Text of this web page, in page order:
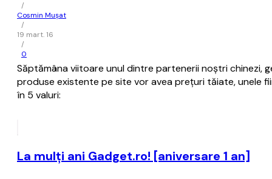
/
Cosmin Mușat
/
19 mart. 16
/
0
Săptămâna viitoare unul dintre partenerii noştri chinezi,
produse existente pe site vor avea preţuri tăiate, unele
în 5 valuri:
La mulți ani Gadget.ro! [aniversare 1 an]